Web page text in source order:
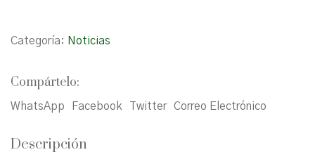
Categoría: Noticias
Compártelo:
WhatsApp Facebook Twitter Correo Electrónico
Descripción